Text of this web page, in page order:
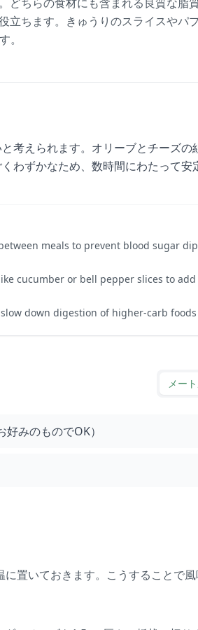
ちます。きゅうりのスライスやパ
。
考えられます。オリーブとチーズの
わずかなため、数時間にわたって安
meals to prevent blood sugar
cucumber or bell pepper slices to
down digestion of higher-carb
メー
みのものでOK）
置いておきます。こうすることで